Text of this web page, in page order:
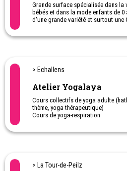
Grande surface spécialisée dans
bébés et dans la mode enfants de 0
d'une grande variété et surtout une
> Echallens
Atelier Yogalaya
Cours collectifs de yoga adulte
thème, yoga thérapeutique)
Cours de yoga-respiration
> La Tour-de-Peilz